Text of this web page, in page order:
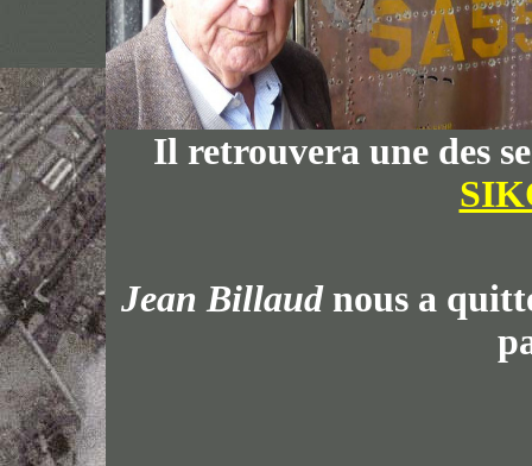
Il retrouvera une des
Jean Billaudnous a